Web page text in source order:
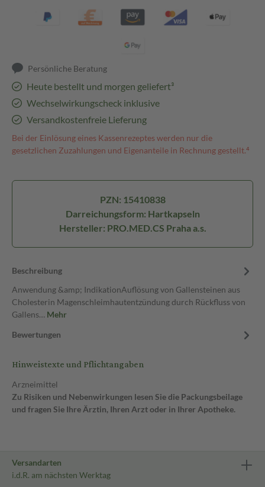
Persönliche Beratung
Heute bestellt und morgen geliefert³
Wechselwirkungscheck inklusive
Versandkostenfreie Lieferung
Bei der Einlösung eines Kassenrezeptes werden nur die
gesetzlichen Zuzahlungen und Eigenanteile in Rechnung gestellt.⁴
PZN: 15410838
Darreichungsform: Hartkapseln
Hersteller: PRO.MED.CS Praha a.s.
Beschreibung
Anwendung &amp; IndikationAuflösung von Gallensteinen aus
Cholesterin Magenschleimhautentzündung durch Rückfluss von
Gallens… Mehr
Bewertungen
Hinweistexte und Pflichtangaben
Arzneimittel
Zu Risiken und Nebenwirkungen lesen Sie die Packungsbeilage
und fragen Sie Ihre Ärztin, Ihren Arzt oder in Ihrer Apotheke.
Versandarten
i.d.R. am nächsten Werktag